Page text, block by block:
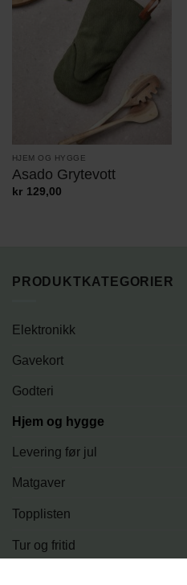
HJEM OG HYGGE
Asado Grytevott
kr 129,00
PRODUKTKATEGORIER
Elektronikk
Gavekort
Godteri
Hjem og hygge
Levering før jul
Matgaver
Topplisten
Tur og fritid